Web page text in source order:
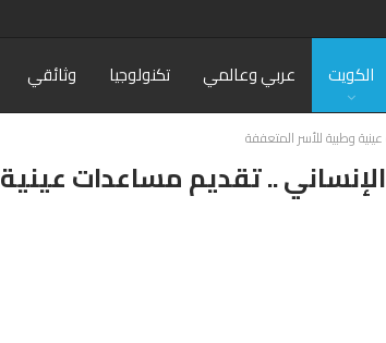
الكويت عربي وعالمي تكنولوجيا وثائقي
وطبية للأسر المتعففة
.. تقديم مساعدات عينية